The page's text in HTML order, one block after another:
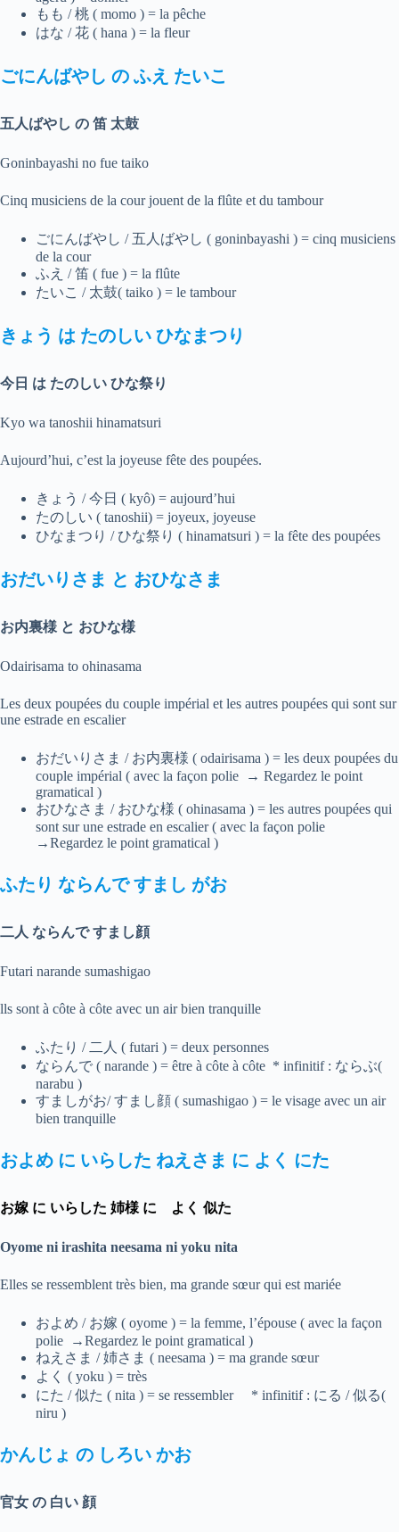
もも / 桃 ( momo ) = la pêche
はな / 花 ( hana ) = la fleur
ごにんばやし の ふえ たいこ
五人ばやし の 笛 太鼓
Goninbayashi no fue taiko
Cinq musiciens de la cour jouent de la flûte et du tambour
ごにんばやし / 五人ばやし ( goninbayashi ) = cinq musiciens
de la cour
ふえ / 笛 ( fue ) = la flûte
たいこ / 太鼓( taiko ) = le tambour
きょう は たのしい ひなまつり
今日 は たのしい ひな祭り
Kyo wa tanoshii hinamatsuri
Aujourd’hui, c’est la joyeuse fête des poupées.
きょう / 今日 ( kyô) = aujourd’hui
たのしい ( tanoshii) = joyeux, joyeuse
ひなまつり / ひな祭り ( hinamatsuri ) = la fête des poupées
おだいりさま と おひなさま
お内裏様 と おひな様
Odairisama to ohinasama
Les deux poupées du couple impérial et les autres poupées qui sont sur
une estrade en escalier
おだいりさま / お内裏様 ( odairisama ) = les deux poupées du
couple impérial ( avec la façon polie → Regardez le point
gramatical )
おひなさま / おひな様 ( ohinasama ) = les autres poupées qui
sont sur une estrade en escalier ( avec la façon polie
→Regardez le point gramatical )
ふたり ならんですまし がお
二人 ならんで すまし顔
Futari narande sumashigao
lls sont à côte à côte avec un air bien tranquille
ふたり / 二人 ( futari ) = deux personnes
ならんで ( narande ) = être à côte à côte * infinitif : ならぶ(
narabu )
すましがお/ すまし顔 ( sumashigao ) = le visage avec un air
bien tranquille
およめ に いらした ねえさま に よく にた
お嫁 に いらした 姉様 に よく 似た
Oyome ni irashita neesama ni yoku nita
Elles se ressemblent très bien, ma grande sœur qui est mariée
およめ / お嫁 ( oyome ) = la femme, l’épouse ( avec la façon
polie →Regardez le point gramatical )
ねえさま / 姉さま ( neesama ) = ma grande sœur
よく ( yoku ) = très
にた / 似た ( nita ) = se ressembler * infinitif : にる / 似る(
niru )
かんじょ の しろい かお
官女 の 白い 顔